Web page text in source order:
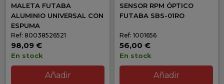
MALETA FUTABA
ALUMINIO UNIVERSAL CON
ESPUMA
Ref: 80038526521
98,09 €
En stock
Añadir
SENSOR RPM ÓPTICO
FUTABA SBS-01RO
Ref: 1001656
56,00 €
En stock
Añadir